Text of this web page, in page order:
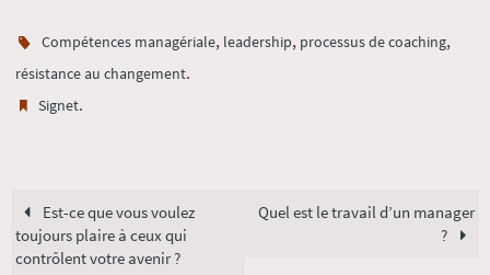
ke
dI
n
b
o
tt
er
at
sA
ag
Compétences managériale, leadership, processus de coaching,
résistance au changement.
Signet.
Est-ce que vous voulez
toujours plaire à ceux qui
contrôlent votre avenir ?
Quel est le travail d’un manager
?